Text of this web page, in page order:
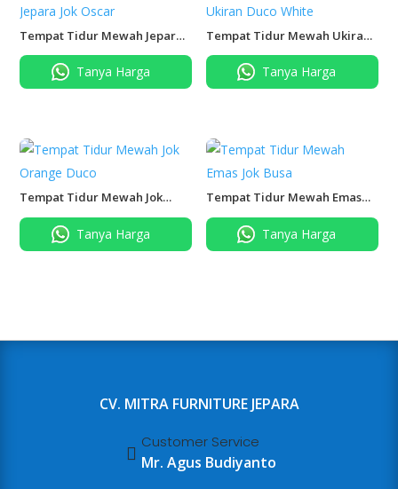
Tempat Tidur Mewah Jepara
Tanya Harga
Tempat Tidur Mewah Ukiran
Tanya Harga
Tempat Tidur Mewah Jok
Tanya Harga
Tempat Tidur Mewah Emas
Tanya Harga
CV. MITRA FURNITURE JEPARA

Customer Service
Mr. Agus Budiyanto